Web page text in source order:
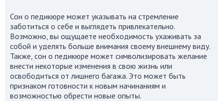
Сон о педикюре может указывать на стремление
заботиться о себе и выглядеть привлекательно.
Возможно, вы ощущаете необходимость ухаживать за
собой и уделять больше внимания своему внешнему виду.
Также, сон о педикюре может символизировать желание
внести некоторые изменения в свою жизнь или
освободиться от лишнего багажа. Это может быть
признаком готовности к новым начинаниям и
возможностью обрести новые опыты.